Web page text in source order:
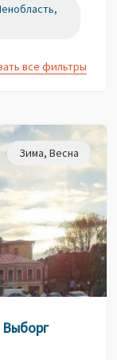
все фильтры
Зима, Весна
Выборг